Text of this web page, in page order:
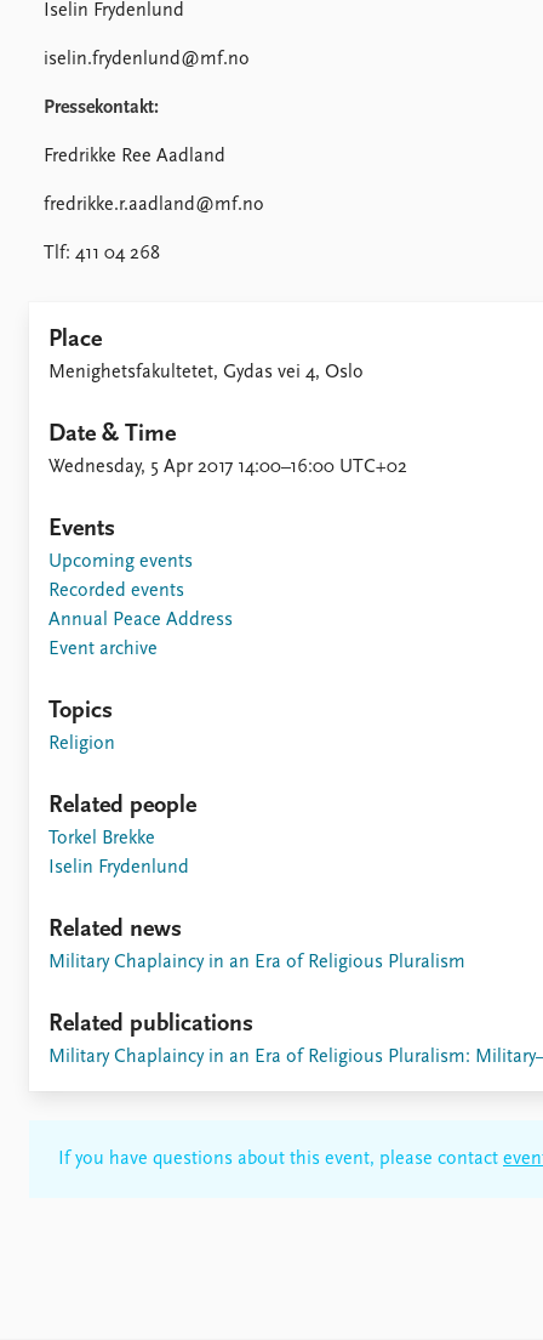
Iselin Frydenlund
iselin.frydenlund@mf.no
Pressekontakt:
Fredrikke Ree Aadland
fredrikke.r.aadland@mf.no
Tlf: 411 04 268
Place
Menighetsfakultetet, Gydas vei 4, Oslo
Date & Time
Wednesday, 5 Apr 2017 14:00–16:00 UTC+02
Events
Upcoming events
Recorded events
Annual Peace Address
Event archive
Topics
Religion
Related people
Torkel Brekke
Iselin Frydenlund
Related news
Military Chaplaincy in an Era of Religious Pluralism
Related publications
Military Chaplaincy in an Era of Religious Pluralism:
If you have questions about this event, please contact